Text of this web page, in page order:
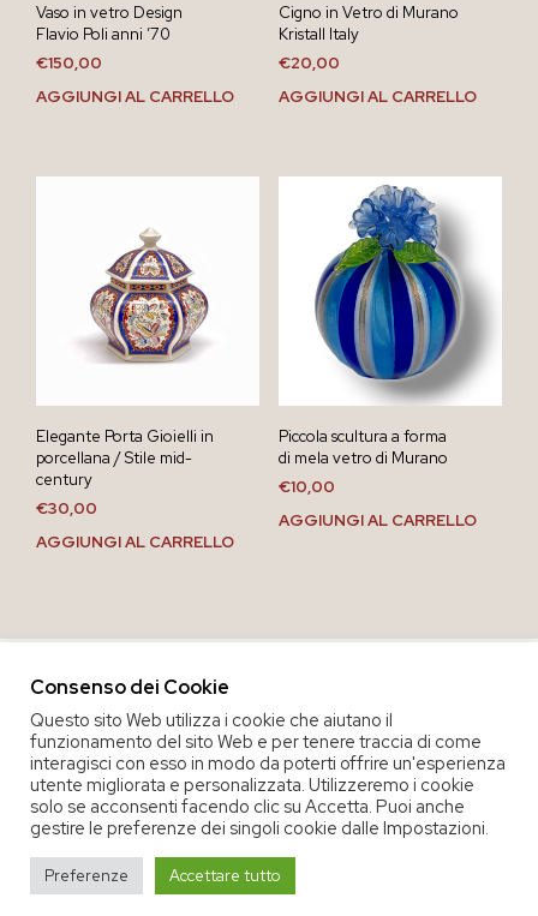
Vaso in vetro Design
Flavio Poli anni ’70
€150,00
AGGIUNGI AL CARRELLO
Cigno in Vetro di Murano
Kristall Italy
€20,00
AGGIUNGI AL CARRELLO
Elegante Porta Gioielli in
porcellana / Stile mid-
century
€30,00
AGGIUNGI AL CARRELLO
Piccola scultura a forma
di mela vetro di Murano
€10,00
AGGIUNGI AL CARRELLO
COPYRIGHT 2020 COOP. SOC. OFFICINA 68 |
TERMINI E CONDIZIONI DEL SERVIZIO|
Consenso dei Cookie
Questo sito Web utilizza i cookie che aiutano il
funzionamento del sito Web e per tenere traccia di come
interagisci con esso in modo da poterti offrire un'esperienza
utente migliorata e personalizzata. Utilizzeremo i cookie
solo se acconsenti facendo clic su Accetta. Puoi anche
gestire le preferenze dei singoli cookie dalle Impostazioni.
Preferenze Accettare tutto